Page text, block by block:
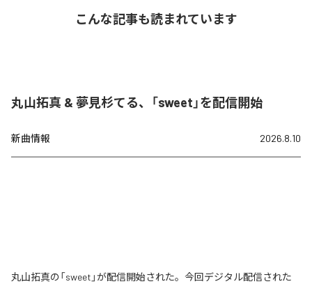
こんな記事も読まれています
丸山拓真 & 夢見杉てる、「sweet」を配信開始
新曲情報 2026.8.10
丸山拓真の「sweet」が配信開始された。今回デジタル配信された